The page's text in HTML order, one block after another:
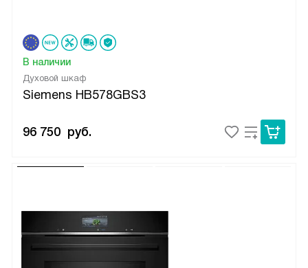
Духовой шкаф
Siemens HB578GBS3
В наличии
96 750 руб.